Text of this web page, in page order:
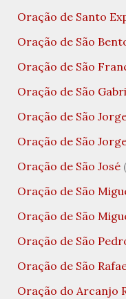
Oração de Santo
Oração de São
Oração de São
Oração de São
Oração de São
Oração de São
Oração de São José
Oração de São
Oração de São
Oração de São
Oração de São
Oração do Arcanjo